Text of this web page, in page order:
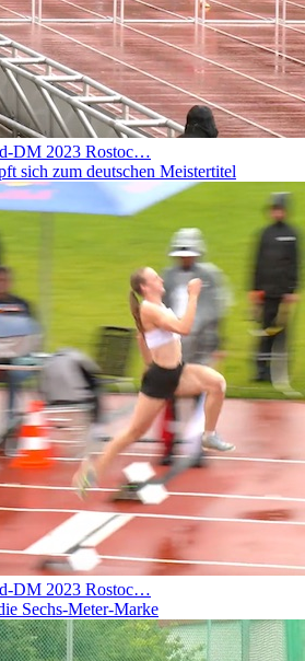
DM 2023 Rostoc…
sich zum deutschen Meistertitel
DM 2023 Rostoc…
Sechs-Meter-Marke